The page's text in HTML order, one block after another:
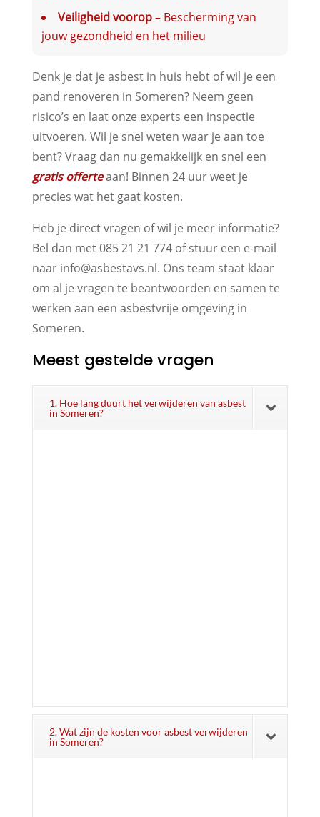
Veiligheid voorop– Bescherming van
jouw gezondheid en het milieu
Denk je dat je asbest in huis hebt of wil je een
pand renoveren in Someren? Neem geen
risico’s en laat onze experts een inspectie
uitvoeren. Wil je snel weten waar je aan toe
bent? Vraag dan nu gemakkelijk en snel een
gratis offerteaan! Binnen 24 uur weet je
precies wat het gaat kosten.
Heb je direct vragen of wil je meer informatie?
Bel dan met 085 21 21 774 of stuur een e-mail
naar info@asbestavs.nl. Ons team staat klaar
om al je vragen te beantwoorden en samen te
werken aan een asbestvrije omgeving in
Someren.
Meest gestelde vragen
1. Hoe lang duurt het verwijderen van asbest
in Someren?
2. Wat zijn de kosten voor asbest verwijderen
in Someren?